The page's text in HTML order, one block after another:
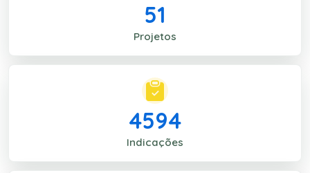
51
Projetos
4594
Indicações